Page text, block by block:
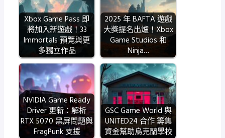
Xbox Game Pass 即
將加入新遊戲！33
Immortals 預覽與更
多獨立作品
2025 年 BAFTA 遊戲
大獎提名出爐！Xbox
Game Studios 和
Ninja…
NVIDIA Game Ready
Driver 更新：解析
RTX 5070 黑屏問題與
FragPunk 支援
GSC Game World 與
UNITED24 合作 籌集
資金幫助烏克蘭學校